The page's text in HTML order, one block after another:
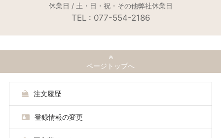
休業日 / 土・日・祝・その他弊社休業日
TEL : 077-554-2186
ページトップへ
注文履歴
登録情報の変更